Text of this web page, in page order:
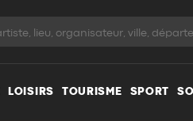
LOISIRS TOURISME SPORT